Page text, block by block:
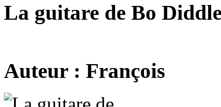
La guitare de Bo
Auteur : François